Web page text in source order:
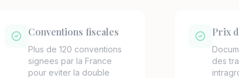
Conventions fiscales
Plus de 120 conventions
signees par la France
pour eviter la double
Prix
des